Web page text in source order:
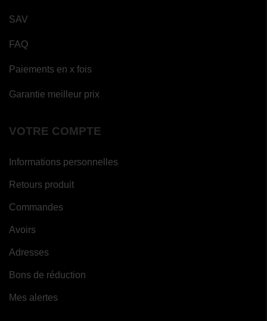
SAV
FAQ
Paiements en x fois
Garantie meilleur prix
VOTRE COMPTE
Informations personnelles
Retours produit
Commandes
Avoirs
Adresses
Bons de réduction
Mes alertes